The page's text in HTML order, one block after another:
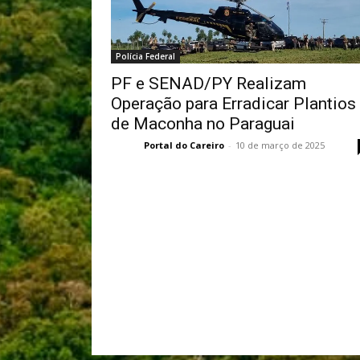
Polícia Federal
PF e SENAD/PY Realizam
Operação para Erradicar Plantios
de Maconha no Paraguai
Portal do Careiro - 10 de março de 2025